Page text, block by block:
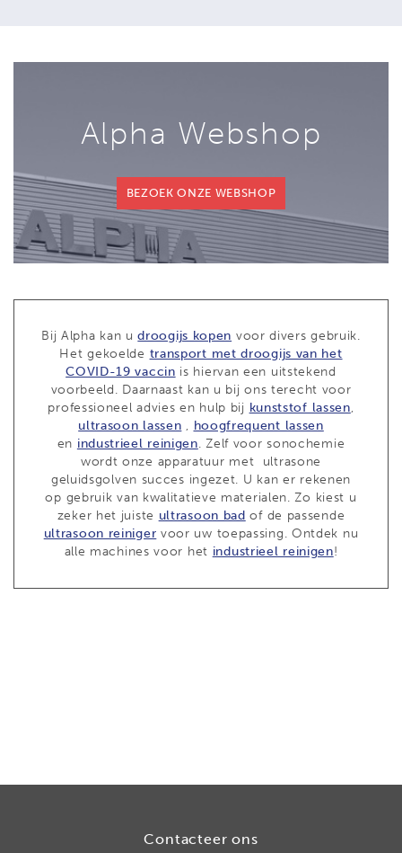
Alpha Webshop
BEZOEK ONZE WEBSHOP
Bij Alpha kan udroogijs kopen voor divers gebruik.
Het gekoelde transport met droogijs van het
COVID-19 vaccin is hiervan een uitstekend
voorbeeld. Daarnaast kan u bij ons terecht voor
professioneel advies en hulp bij kunststof lassen,
ultrasoon lassen , hoogfrequent lassen
en industrieel reinigen. Zelf voor sonochemie
wordt onze apparatuur met ultrasone
geluidsgolven succes ingezet. U kan er rekenen
op gebruik van kwalitatieve materialen. Zo kiest u
zeker het juiste ultrasoon bad of de passende
ultrasoon reiniger voor uw toepassing. Ontdek nu
alle machines voor het industrieel reinigen!
Contacteer ons